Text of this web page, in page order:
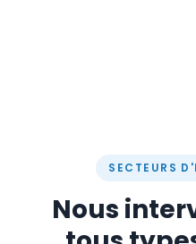
SECTEURS
Nous